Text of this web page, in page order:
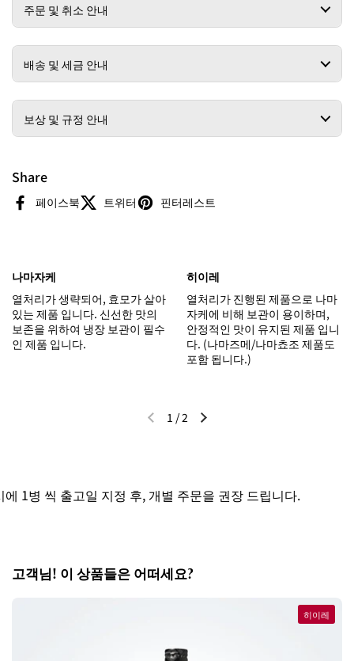
주문 및 취소 안내
배송 및 세금 안내
보상 및 규정 안내
Share
페이스북 트위터 핀터레스트
나마자케
열처리가 생략되어, 효모가 살아
있는 제품 입니다. 신선한 맛의
보존을 위하여 냉장 보관이 필수
인 제품 입니다.
히이레
열처리가 진행된 제품으로 나마
자케에 비해 보관이 용이하며,
안정적인 맛이 유지된 제품 입니
다. (나마즈메/나마쵸조 제품도
포함 됩니다.)
이전 슬라이드다음 슬라이드
1 /2
병 씩 출고일 지정 후, 개별 주문을 권장 드립니다.
고객님! 이 상품들은 어떠세요?
히이레